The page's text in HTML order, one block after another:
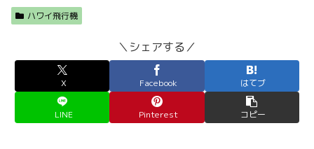
ハワイ飛行機
＼シェアする／
X Facebook はてブ
LINE Pinterest コピー